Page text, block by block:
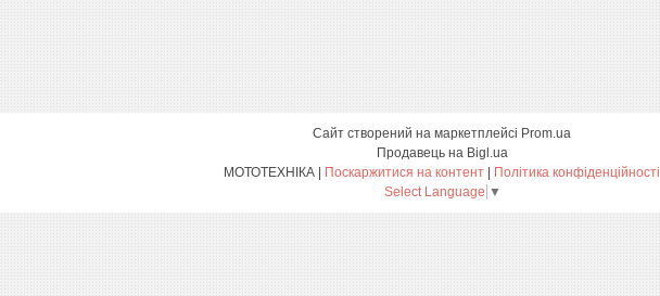
Сайт створений на маркетплейсі Prom.ua
Продавець на Bigl.ua
МОТОТЕХНІКА | Поскаржитися на контент | Політика конфіденційності
Select Language ▼